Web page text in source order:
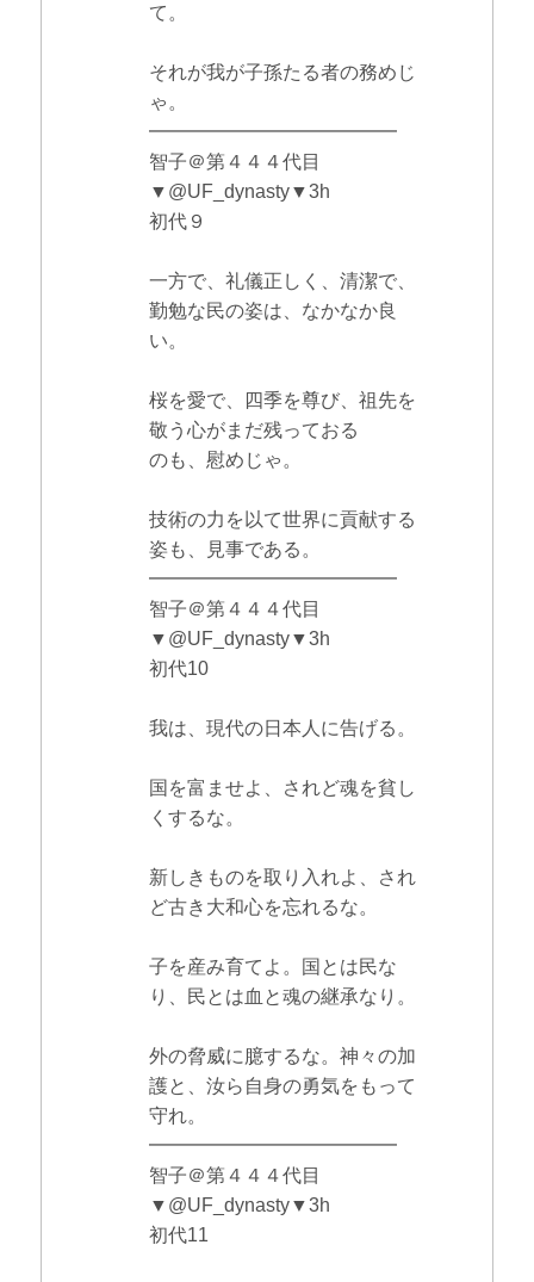
て。
それが我が子孫たる者の務めじ
ゃ。
━━━━━━━━━━━━━
智子＠第４４４代目
▼@UF_dynasty▼3h
初代９
一方で、礼儀正しく、清潔で、
勤勉な民の姿は、なかなか良
い。
桜を愛で、四季を尊び、祖先を
敬う心がまだ残っておる
のも、慰めじゃ。
技術の力を以て世界に貢献する
姿も、見事である。
━━━━━━━━━━━━━
智子＠第４４４代目
▼@UF_dynasty▼3h
初代10
我は、現代の日本人に告げる。
国を富ませよ、されど魂を貧し
くするな。
新しきものを取り入れよ、され
ど古き大和心を忘れるな。
子を産み育てよ。国とは民な
り、民とは血と魂の継承なり。
外の脅威に臆するな。神々の加
護と、汝ら自身の勇気をもって
守れ。
━━━━━━━━━━━━━
智子＠第４４４代目
▼@UF_dynasty▼3h
初代11